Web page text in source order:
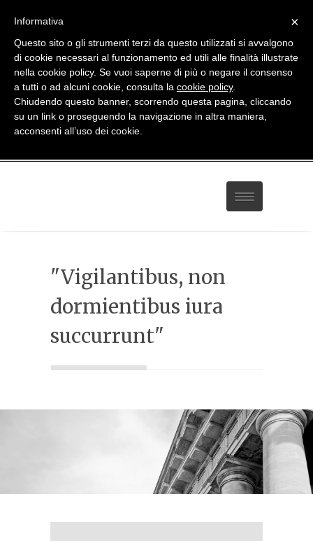
081 814 59 93 - 338 27 82 208
studio@avvocatodiegodigrazia.it
Servizi
Contatti
"Vigilantibus, non
dormientibus iura
succurrunt"
×
Informativa
Questo sito o gli strumenti terzi da questo utilizzati si avvalgono
di cookie necessari al funzionamento ed utili alle finalità illustrate
nella cookie policy. Se vuoi saperne di più o negare il consenso
a tutti o ad alcuni cookie, consulta la cookie policy.
Chiudendo questo banner, scorrendo questa pagina, cliccando
su un link o proseguendo la navigazione in altra maniera,
acconsenti all’uso dei cookie.